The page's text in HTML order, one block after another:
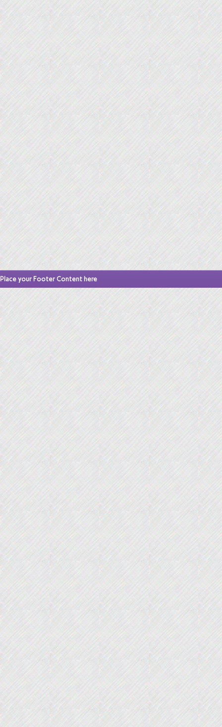
Place your Footer Content here